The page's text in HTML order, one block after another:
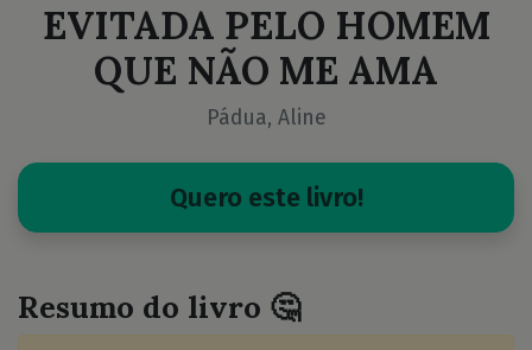
EVITADA PELO HOMEM
QUE NÃO ME AMA
Pádua, Aline
Quero este livro!
Resumo do livro 🤔